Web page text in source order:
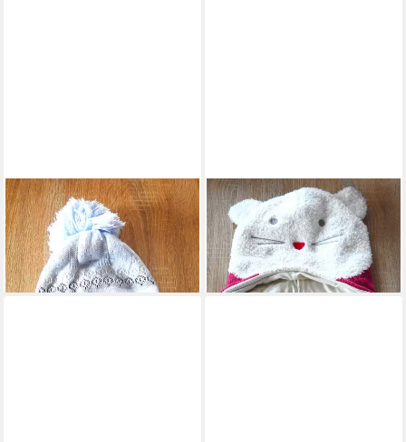
WEGENER
Mütze & Schal Babyblue
12,95 €
(1,00 €/ 1 Stk)
lieferbar - in 4-5 Werktagen bei dir
WEGENER
Mütze & Schal The Cat
14,95 €
(1,00 €/ 1 Stk)
lieferbar - in 4-5 Werktagen bei dir